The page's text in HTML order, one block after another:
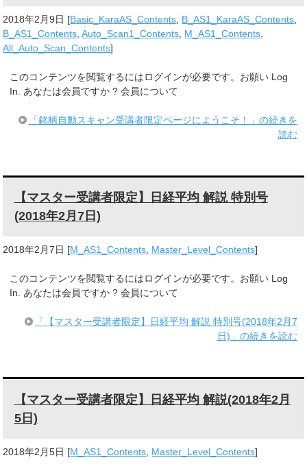
2018年2月9日 [Basic_KaraAS_Contents B_AS1_KaraAS_Contents
B_AS1_Contents ,Auto_Scan1_Contents M_AS1_Contents
All_Auto_Scan_Contents]
このコンテンツを閲覧するにはログインが必要です。お願い Log
In. あなたは会員ですか ? 会員について
「銘柄自動スキャン受講者限定ページにようこそ！」の続きを
読む
【マスター受講者限定】日経平均 解説 特別号
(2018年2月7日)
2018年2月7日 [M_AS1_Contents, Master_Level_Contents]
このコンテンツを閲覧するにはログインが必要です。お願い Log
In. あなたは会員ですか ? 会員について
「【マスター受講者限定】日経平均 解説 特別号(2018年2月7
日)」の続きを読む
【マスター受講者限定】日経平均 解説(2018年2月
5日)
2018年2月5日 [M_AS1_Contents Master_Level_Contents]